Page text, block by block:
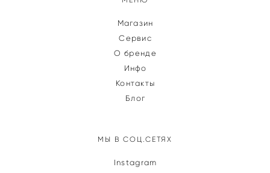
Магазин
Сервис
О бренде
Инфо
Контакты
Блог
МЫ В СОЦ.СЕТЯХ
Instagram